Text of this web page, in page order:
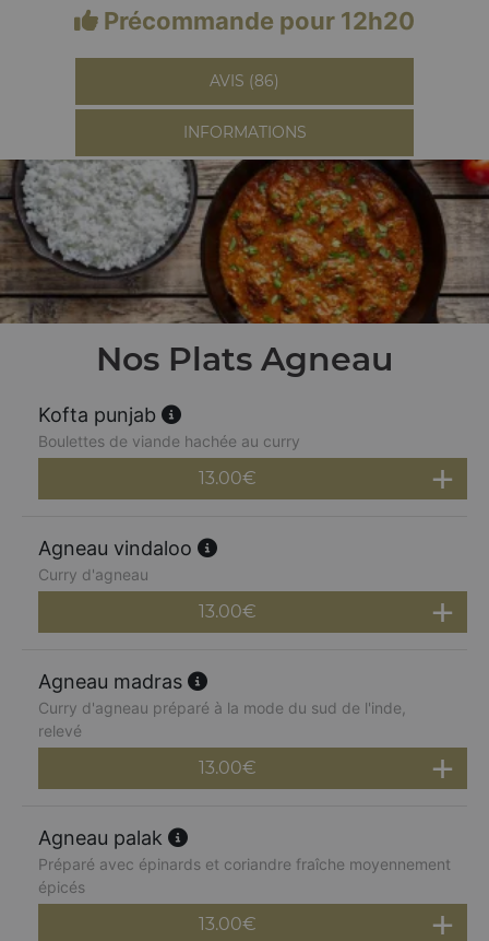
Précommande pour 12h20
AVIS (86)
INFORMATIONS
Nos Plats Agneau
Kofta punjab
Boulettes de viande hachée au curry
13.00€
Agneau vindaloo
Curry d'agneau
13.00€
Agneau madras
Curry d'agneau préparé à la mode du sud de l'inde,
relevé
13.00€
Agneau palak
Préparé avec épinards et coriandre fraîche moyennement
épicés
13.00€